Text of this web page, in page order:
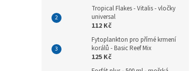
Tropical Flakes - Vitalis - vločky
universal
112 Kč
Fytoplankton pro přímé krmení
korálů - Basic Reef Mix
125 Kč